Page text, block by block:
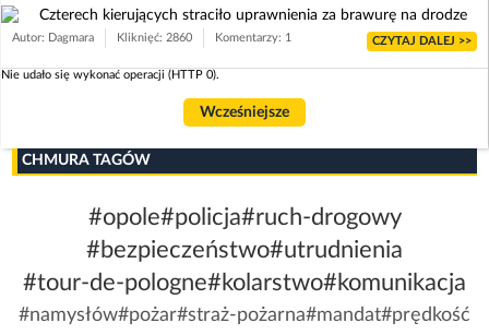
Autor: Dagmara Kliknięć: 2860 Komentarzy: 1 CZYTAJ DALEJ >>
Nie udało się wykonać operacji (HTTP 0).
Wcześniejsze
CHMURA TAGÓW
#opole#policja#ruch-drogowy
#bezpieczeństwo#utrudnienia
#tour-de-pologne#kolarstwo#komunikacja
#namysłów#pożar#straż-pożarna#mandat#prędkość